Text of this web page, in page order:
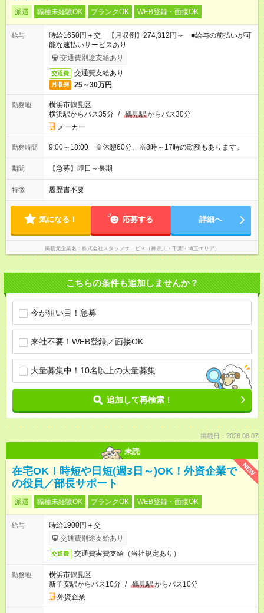
派遣 職種未経験OK ブランクOK WEB登録・面接OK
給与
時給1650円＋交 【月収例】274,312円～ ■給与の前払いが可
能な速払いサービスあり
交通費別途支給あり
交通費 交通費支給あり
月収例 25～30万円
勤務地
横浜市鶴見区
横浜駅からバス35分 / 鶴見駅からバス30分
メーカー
勤務時間 9:00～18:00 ※休憩60分。※8時～17時の勤務もあります。
期間 【急募】即日～長期
特徴 履歴書不要
気になる！ 応募する 詳細へ
掲載元企業名 株式会社スタッフサービス（神奈川・千葉・埼玉エリア）
こちらの条件も追加しませんか？
今が狙い目！急募
来社不要！WEB登録／面接OK
大量募集中！10名以上の大量募集
追加して再検索！
掲載日：2026.08.07
未読
NEW
在宅OK！時短や日短(週3日～)OK！外資企業で
の役員／部長サポート
派遣 職種未経験OK ブランクOK WEB登録・面接OK
給与
時給1900円＋交
交通費別途支給あり
交通費 交通費実費支給（当社規定あり）
勤務地
横浜市鶴見区
新子安駅からバス10分 / 鶴見駅からバス10分
外資企業